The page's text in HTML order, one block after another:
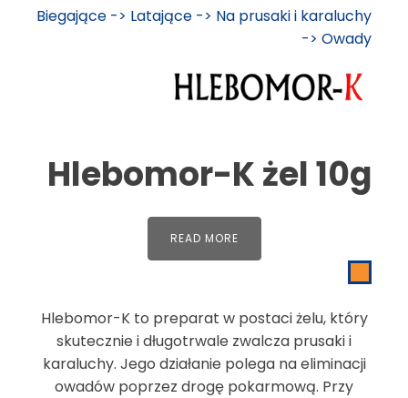
Biegające -> Latające -> Na prusaki i karaluchy
-> Owady
Hlebomor-K żel 10g
READ MORE
Hlebomor-K to preparat w postaci żelu, który
skutecznie i długotrwale zwalcza prusaki i
karaluchy. Jego działanie polega na eliminacji
owadów poprzez drogę pokarmową. Przy